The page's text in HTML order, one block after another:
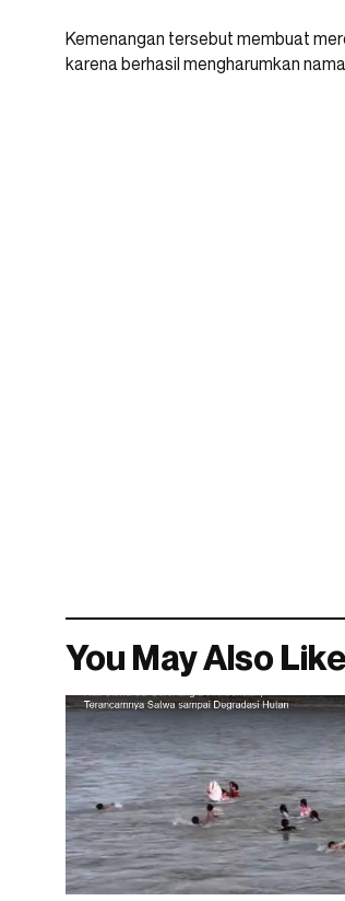
Kemenangan tersebut membuat
karena berhasil mengharumkan
You May Also Like